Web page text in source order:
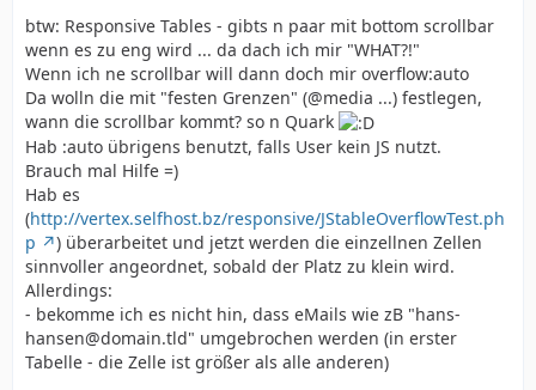
btw: Responsive Tables - gibts n paar mit bottom scrollbar
wenn es zu eng wird ... da dach ich mir "WHAT?!"
Wenn ich ne scrollbar will dann doch mir overflow:auto
Da wolln die mit "festen Grenzen" (@media ...) festlegen,
wann die scrollbar kommt? so n Quark
Hab :auto übrigens benutzt, falls User kein JS nutzt.
Brauch mal Hilfe =)
Hab es
(http://vertex.selfhost.bz/responsive/JStableOverflowTest.ph
p
) überarbeitet und jetzt werden die einzellnen Zellen
sinnvoller angeordnet, sobald der Platz zu klein wird.
Allerdings:
- bekomme ich es nicht hin, dass eMails wie zB "hans-
hansen@domain.tld" umgebrochen werden (in erster
Tabelle - die Zelle ist größer als alle anderen)